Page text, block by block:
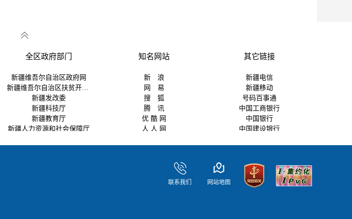
全区政府部门
新疆维吾尔自治区政府网
新疆维吾尔自治区扶贫开发办
新疆发改委
新疆科技厅
新疆教育厅
新疆人力资源和社会保障厅
知名网站
新 浪
网 易
搜 狐
腾 讯
优 酷 网
人 人 网
其它链接
新疆电信
新疆移动
号码百事通
中国工商银行
中国银行
中国建设银行
新疆日报
联系我们 网站地图